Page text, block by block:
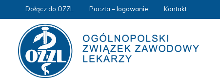
Dołącz do OZZL Poczta – logowanie Kontakt